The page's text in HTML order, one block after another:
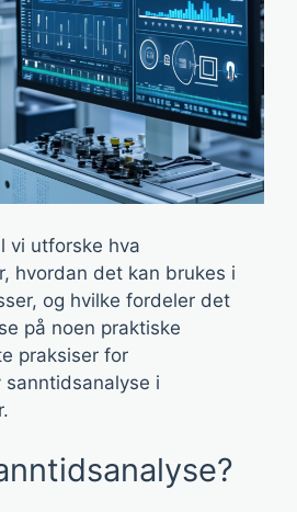
vi utforske hva
hvordan det kan brukes i
og hvilke fordeler det
på noen praktiske
praksiser for
sanntidsanalyse i